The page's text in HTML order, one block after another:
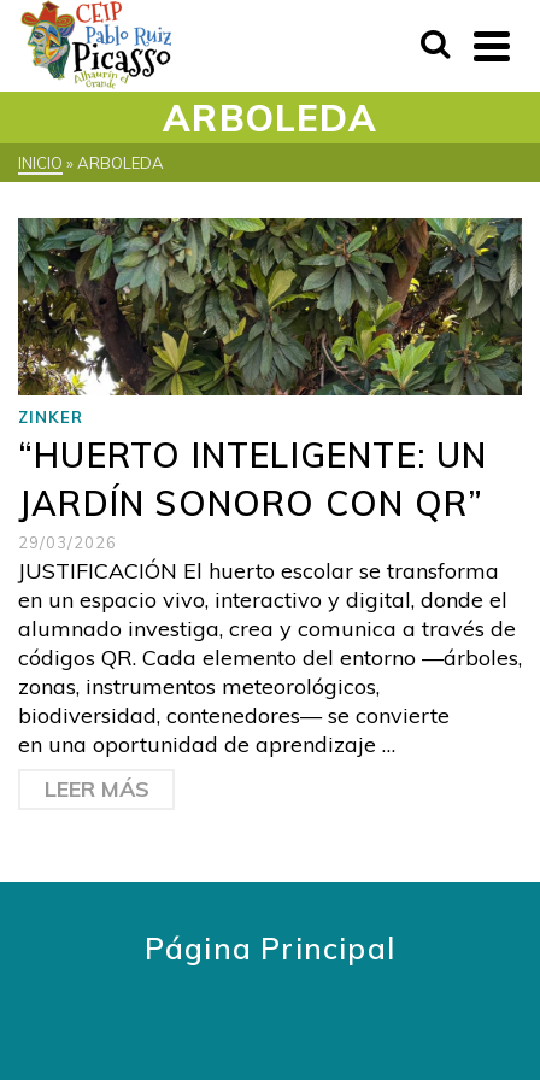
ARBOLEDA
INICIO »ARBOLEDA
ZINKER
“HUERTO INTELIGENTE: UN
JARDÍN SONORO CON QR”
29/03/2026
JUSTIFICACIÓN El huerto escolar se transforma
en un espacio vivo, interactivo y digital, donde el
alumnado investiga, crea y comunica a través de
códigos QR. Cada elemento del entorno —árboles,
zonas, instrumentos meteorológicos,
biodiversidad, contenedores— se convierte
en una oportunidad de aprendizaje …
LEER MÁS
Página Principal